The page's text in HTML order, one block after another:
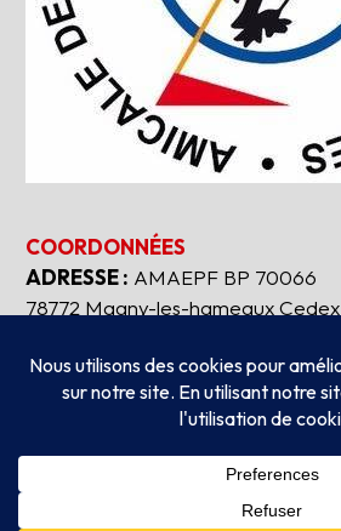
COORDONNÉES
ADRESSE : AMAEPF BP 70066
78772 Magny-les-hameaux Cedex
AUBEAUFIXE.FR